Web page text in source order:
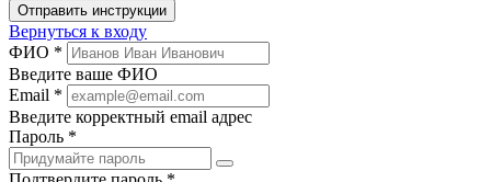
Отправить инструкции
Вернуться к входу
ФИО *
Введите ваше ФИО
Email *
Введите корректный email адрес
Пароль *